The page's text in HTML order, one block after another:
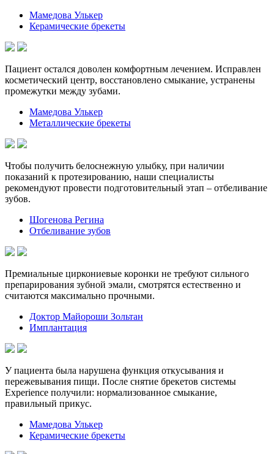
Мамедова Улькер
Керамические брекеты
Пациент остался доволен комфортным лечением. Исправлен
косметический центр, восстановлено смыкание, устранены
промежутки между зубами.
Мамедова Улькер
Металлические брекеты
Чтобы получить белоснежную улыбку, при наличии
показаний к протезированию, наши специалисты
рекомендуют провести подготовительный этап – отбеливание
зубов.
Шогенова Регина
Отбеливание зубов
Премиальные циркониевые коронки не требуют сильного
препарирования зубной эмали, смотрятся естественно и
считаются максимально прочными.
Доктор Майороши Зольтан
Имплантация
У пациента была нарушена функция откусывания и
пережевывания пищи. После снятие брекетов системы
Experience получили: нормализованное смыкание,
правильный прикус.
Мамедова Улькер
Керамические брекеты